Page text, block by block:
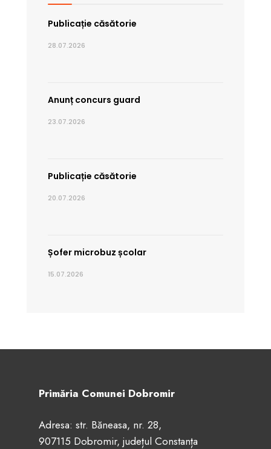
Publicație căsătorie
28.07.2026
Anunț concurs guard
23.07.2026
Publicație căsătorie
20.07.2026
Șofer microbuz școlar
15.07.2026
Primăria Comunei Dobromir
Adresa: str. Băneasa, nr. 28,
907115 Dobromir, județul Constanța